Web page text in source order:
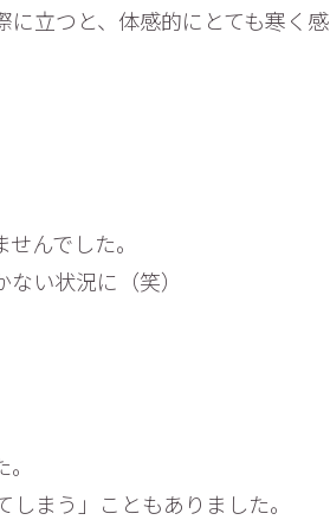
立つと、体感的にとても寒く感
んでした。
い状況に（笑）
まう」こともありました。